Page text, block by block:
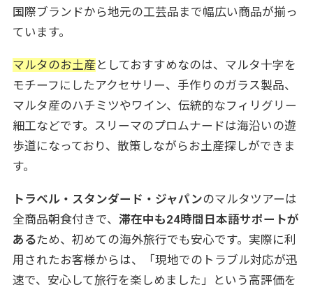
国際ブランドから地元の工芸品まで幅広い商品が揃っ
ています。
マルタのお土産としておすすめなのは、マルタ十字を
モチーフにしたアクセサリー、手作りのガラス製品、
マルタ産のハチミツやワイン、伝統的なフィリグリー
細工などです。スリーマのプロムナードは海沿いの遊
歩道になっており、散策しながらお土産探しができま
す。
トラベル・スタンダード・ジャパンのマルタツアーは
全商品朝食付きで、 滞在中も24時間日本語サポートが
あるため、初めての海外旅行でも安心です。実際に利
用されたお客様からは、「現地でのトラブル対応が迅
速で、安心して旅行を楽しめました」という高評価を